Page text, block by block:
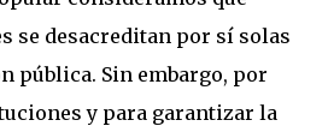
se desacreditan por sí solas
pública. Sin embargo, por
y para garantizar la